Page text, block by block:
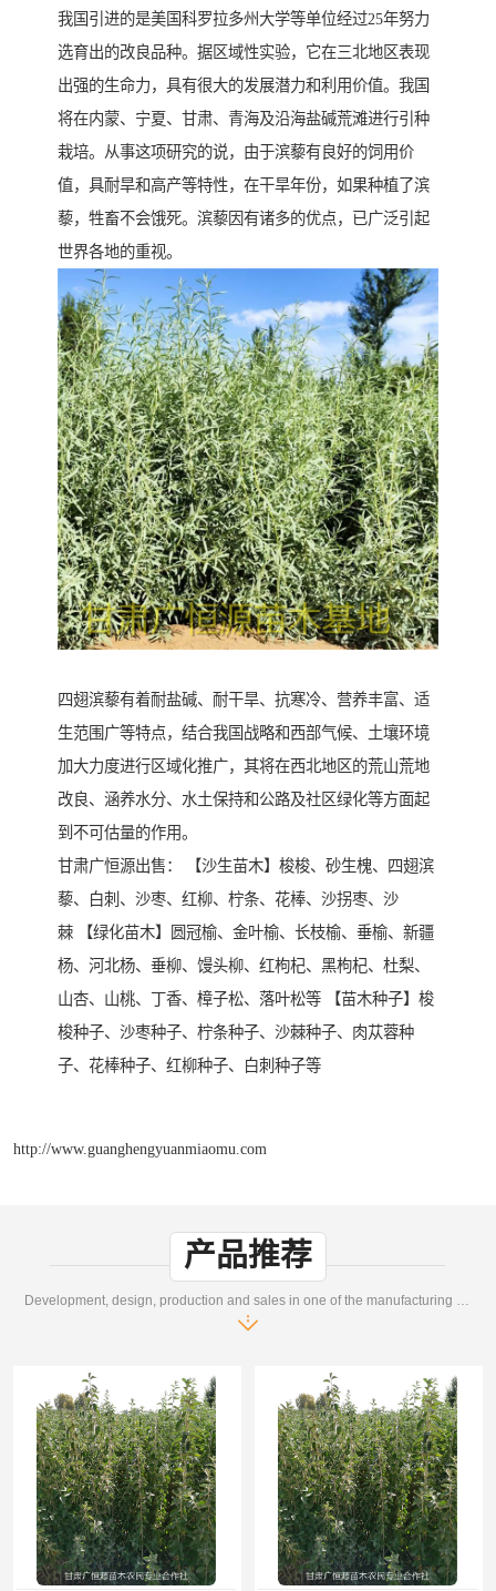
我国引进的是美国科罗拉多州大学等单位经过25年努力
选育出的改良品种。据区域性实验，它在三北地区表现
出强的生命力，具有很大的发展潜力和利用价值。我国
将在内蒙、宁夏、甘肃、青海及沿海盐碱荒滩进行引种
栽培。从事这项研究的说，由于滨藜有良好的饲用价
值，具耐旱和高产等特性，在干旱年份，如果种植了滨
藜，牲畜不会饿死。滨藜因有诸多的优点，已广泛引起
世界各地的重视。
四翅滨藜有着耐盐碱、耐干旱、抗寒冷、营养丰富、适
生范围广等特点，结合我国战略和西部气候、土壤环境
加大力度进行区域化推广，其将在西北地区的荒山荒地
改良、涵养水分、水土保持和公路及社区绿化等方面起
到不可估量的作用。
甘肃广恒源出售： 【沙生苗木】梭梭、砂生槐、四翅滨
藜、白刺、沙枣、红柳、柠条、花棒、沙拐枣、沙
棘 【绿化苗木】圆冠榆、金叶榆、长枝榆、垂榆、新疆
杨、河北杨、垂柳、馒头柳、红枸杞、黑枸杞、杜梨、
山杏、山桃、丁香、樟子松、落叶松等 【苗木种子】梭
梭种子、沙枣种子、柠条种子、沙棘种子、肉苁蓉种
子、花棒种子、红柳种子、白刺种子等
http://www.guanghengyuanmiaomu.com
产品推荐